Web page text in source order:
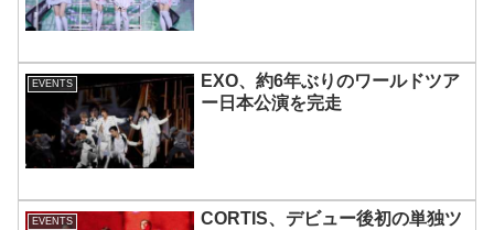
EVENTS
EXO、約6年ぶりのワールドツア
ー日本公演を完走
EVENTS
CORTIS、デビュー後初の単独ツ